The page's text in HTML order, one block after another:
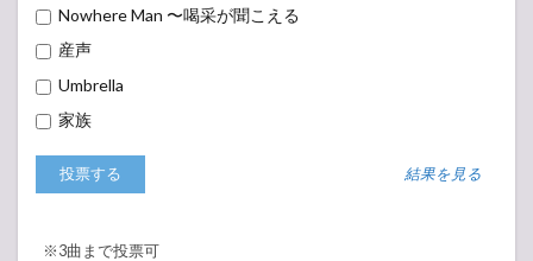
TOKYO GARDEN
tour 2024
3.4
tour
Nowhere Man 〜喝采が聞こえる
産声
Umbrella
家族
結果を見る
※3曲まで投票可